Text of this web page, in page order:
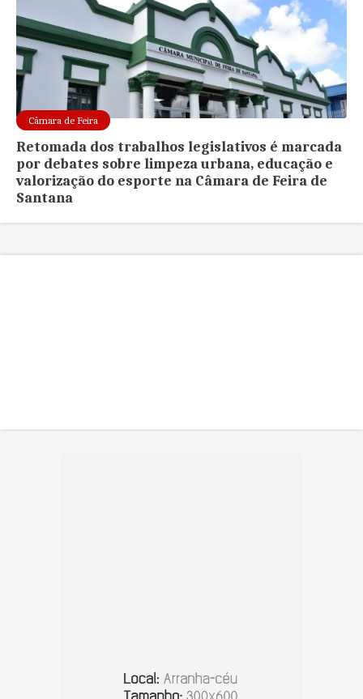
Câmara de Feira
Retomada dos trabalhos legislativos é marcada
por debates sobre limpeza urbana, educação e
valorização do esporte na Câmara de Feira de
Santana